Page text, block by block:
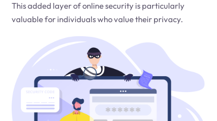
This added layer of online security is particularly
valuable for individuals who value their privacy.